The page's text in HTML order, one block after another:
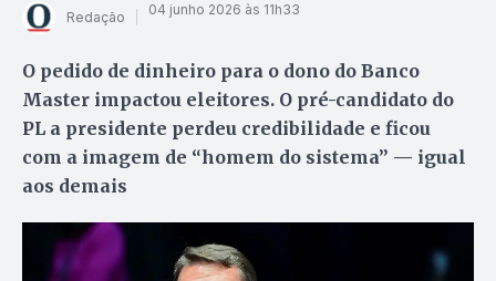
Redação 04 junho 2026 às 11h33
O pedido de dinheiro para o dono do Banco
Master impactou eleitores. O pré-candidato do
PL a presidente perdeu credibilidade e ficou
com a imagem de “homem do sistema” — igual
aos demais